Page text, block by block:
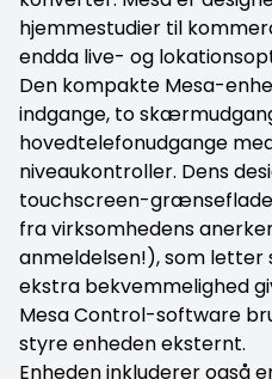
hjemmestudier til
endda live- og
Den kompakte Mesa-
indgange, to
hovedtelefonudgange
niveaukontroller. Dens
touchscreen-
fra virksomhedens
anmeldelsen!), som
ekstra bekvemmelighed
Mesa Control-software
styre enheden eksternt.
Enheden inkluderer også